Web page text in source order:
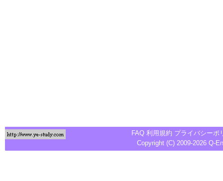
FAQ 利用規約 プライバシーポ
Copyright (C) 2009-2026 Q-